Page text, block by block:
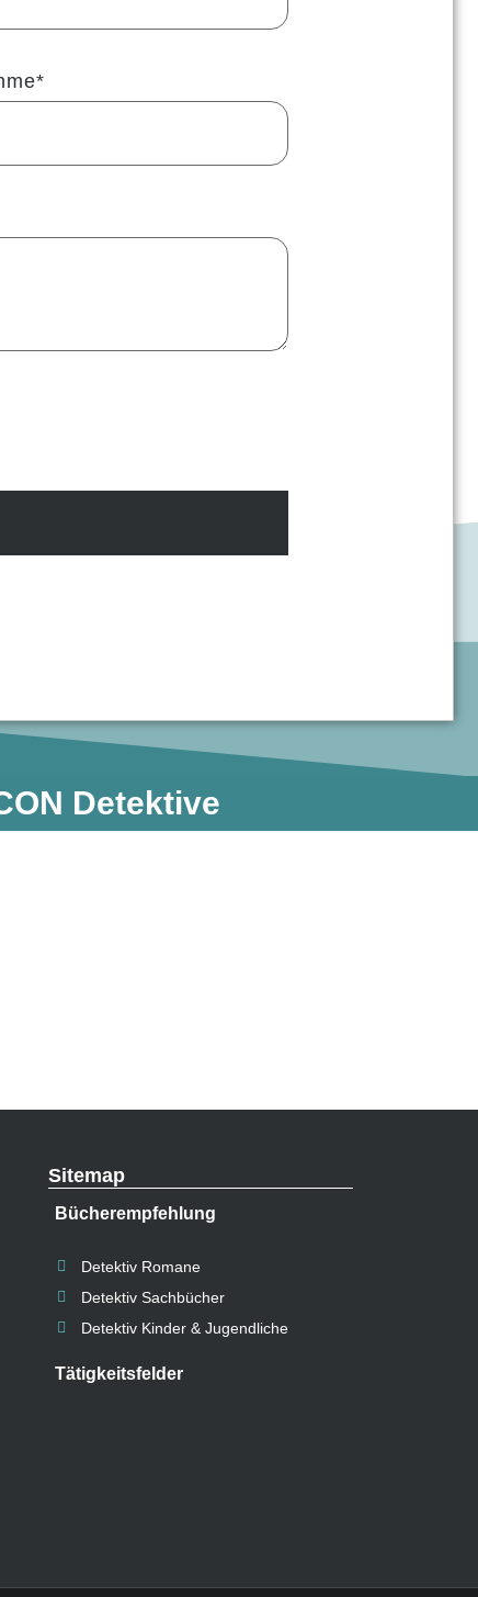
Detektive​
Sitemap
Bücherempfehlung
Detektiv Romane
Detektiv Sachbücher
Detektiv Kinder & Jugendliche
Tätigkeitsfelder